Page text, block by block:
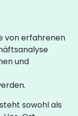
von erfahrenen
und
sowohl als